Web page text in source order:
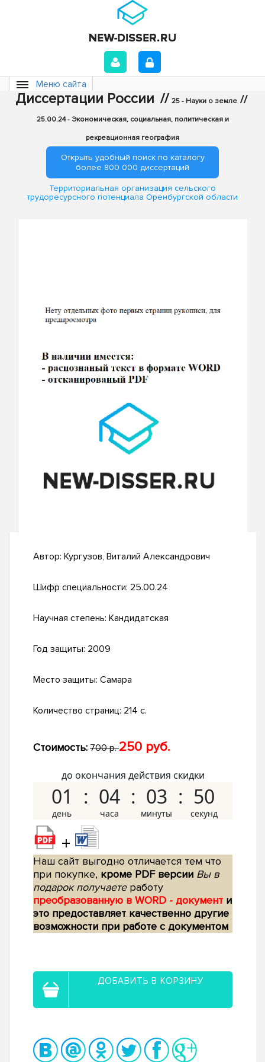
Меню сайта
Диссертации России // 25 - Науки о земле //
25.00.24 - Экономическая, социальная, политическая и
рекреационная география
Открыть удобный поиск по каталогу
более 800 000 диссертаций
Территориальная организация сельского
трудоресурсного потенциала Оренбургской области
Автор: Кургузов, Виталий Александрович
Шифр специальности: 25.00.24
Научная степень: Кандидатская
Год защиты: 2009
Место защиты: Самара
Количество страниц: 214 с.
Стоимость: 700 р.250 руб.
до окончания действия скидки
01 04 03 49
+
Наш сайт выгодно отличается тем что
при покупке, кроме PDF версии Вы в
подарок получаетеработу
преобразованную в WORD - документ и
это предоставляет качественно другие
возможности при работе с документом
ДОБАВИТЬ В КОРЗИНУ